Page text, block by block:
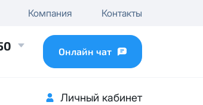
Компания Контакты
Онлайн чат
Личный кабинет
...